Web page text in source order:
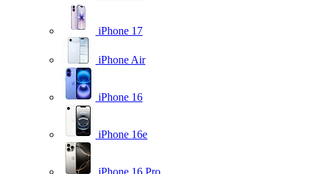
iPhone 17
iPhone Air
iPhone 16
iPhone 16e
iPhone 16 Pro